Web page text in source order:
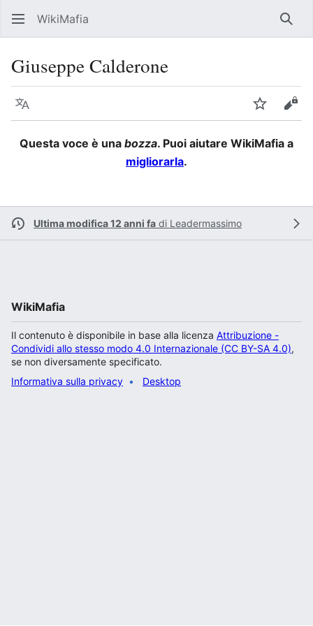
WikiMafia
Giuseppe Calderone
Lingua Segui
Questa voce è una bozza. Puoi aiutare WikiMafia a
migliorarla.
Ultima modifica 12 anni fa di Leadermassimo
WikiMafia
Il contenuto è disponibile in base alla licenza Attribuzione -
Condividi allo stesso modo 4.0 Internazionale (CC BY-SA 4.0),
se non diversamente specificato.
Informativa sulla privacy
Desktop